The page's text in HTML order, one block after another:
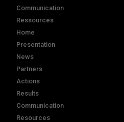
Communication
Ressources
Home
Presentation
News
Partners
Actions
Results
Communication
Resources